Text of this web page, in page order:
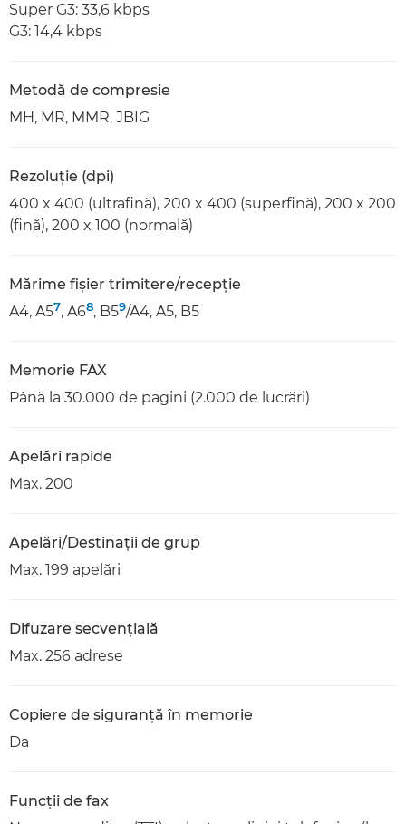
Super G3: 33,6 kbps
G3: 14,4 kbps
Metodă de compresie
MH, MR, MMR, JBIG
Rezoluţie (dpi)
400 x 400 (ultrafină), 200 x 400 (superfină), 200 x 200
(fină), 200 x 100 (normală)
Mărime fișier trimitere/recepție
A4, A57, A68, B59/A4, A5, B5
Memorie FAX
Până la 30.000 de pagini (2.000 de lucrări)
Apelări rapide
Max. 200
Apelări/Destinaţii de grup
Max. 199 apelări
Difuzare secvenţială
Max. 256 adrese
Copiere de siguranţă în memorie
Da
Funcţii de fax